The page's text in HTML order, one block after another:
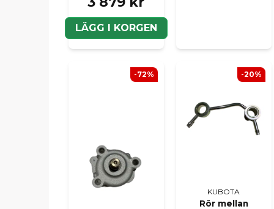
LÄGG I KORGEN
-72%
KUBOTA
Rör mellan
-20%